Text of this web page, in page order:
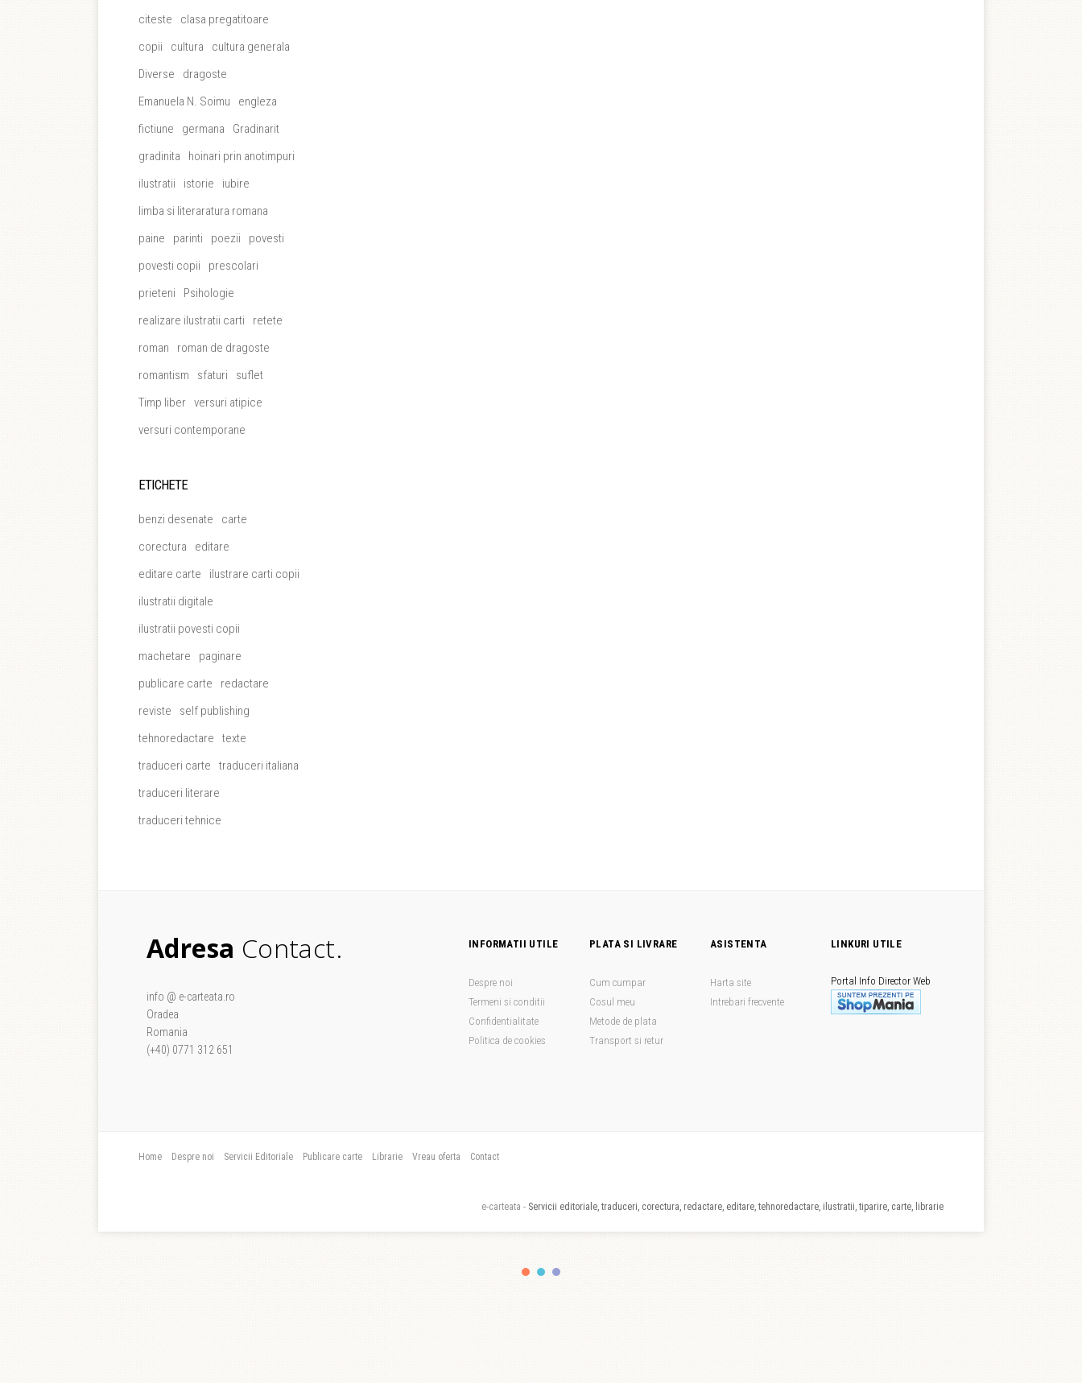
citeste
clasa pregatitoare
copii
cultura
cultura generala
Diverse
dragoste
Emanuela N. Soimu
engleza
fictiune
germana
Gradinarit
gradinita
hoinari prin anotimpuri
ilustratii
istorie
iubire
limba si literaratura romana
paine
parinti poezii
povesti
povesti copii
prescolari
prieteni
Psihologie
realizare ilustratii carti
retete
roman
roman de dragoste
romantism
sfaturi
suflet
Timp liber versuri atipice
versuri contemporane
ETICHETE
benzi desenate
carte
corectura
editare
editare carte
ilustrare carti copii
ilustratii digitale
ilustratii povesti copii
machetare
paginare
publicare carte
redactare
reviste
self publishing
tehnoredactare
texte
traduceri carte
traduceri italiana
traduceri literare
traduceri tehnice
Adresa Contact.
info @ e-carteata.ro
Oradea
Romania
(+40) 0771 312 651
INFORMATII UTILE
Despre noi
Termeni si conditii
Confidentialitate
Politica de cookies
PLATA SI LIVRARE
Cum cumpar
Cosul meu
Metode de plata
Transport si retur
ASISTENTA
Harta site
Intrebari frecvente
LINKURI UTILE
Portal Info Director Web
Home Despre noi Servicii Editoriale Publicare carte Librarie Vreau oferta Contact
e-carteata - Servicii editoriale, traduceri, corectura, redactare, editare, tehnoredactare, ilustratii, tiparire, carte, librarie